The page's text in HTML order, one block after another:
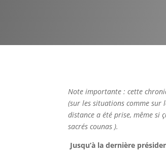
Note importante : cette
(sur les situations comme sur
distance a été prise, même si
sacrés counas ).
Jusqu’à la dernière